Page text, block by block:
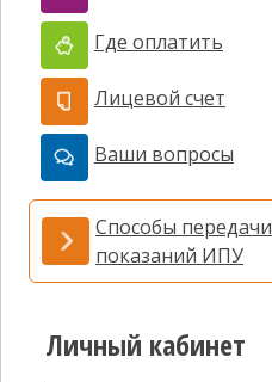
Где оплатить
Лицевой счет
Ваши вопросы
Способы передачи
показаний ИПУ
Личный кабинет